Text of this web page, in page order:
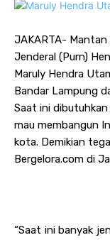
JAKARTA- Mantan
Jenderal (Purn)
Maruly Hendra
Bandar Lampung
Saat ini
mau membangun
kota. Demikian
Bergelora.com di
“Saat ini banyak